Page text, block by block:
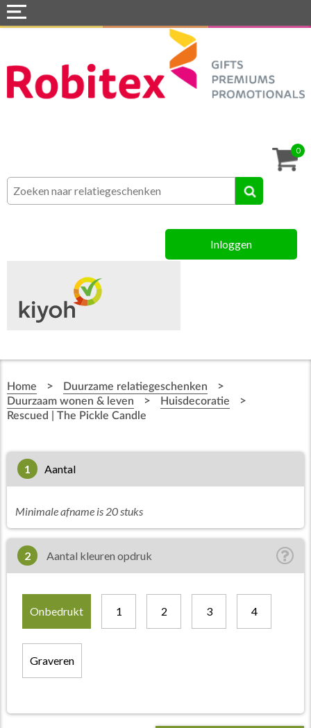
0
Inloggen
Webshops
Textiel
Home > Duurzame relatiegeschenken >
Duurzaam wonen & leven > Huisdecoratie >
Rescued | The Pickle Candle
1 aantal
Minimale afname is 20 stuks
2 Aantal kleuren opdruk
Onbedrukt 1 2 3 4
Graveren